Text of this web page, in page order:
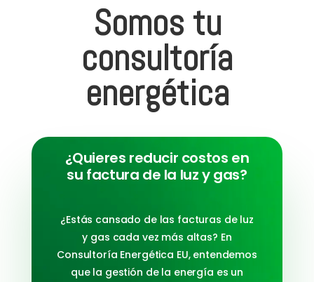
Somos tu
consultoría
energética
¿Quieres reducir costos en
su factura de la luz y gas?
¿Estás cansado de las facturas de luz
y gas cada vez más altas? En
Consultoría Energética EU, entendemos
que la gestión de la energía es un